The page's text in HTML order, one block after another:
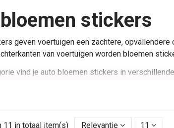
stickers
geven voertuigen een zachtere,
van voertuigen worden bloemen
vind je auto bloemen stickers in
stickers worden gebruikt op uiteenlopende
11 in totaal item(s) Relevantie 11